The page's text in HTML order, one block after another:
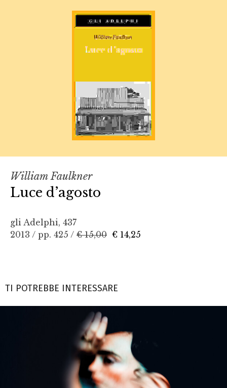
William Faulkner
Luce d’agosto
gli Adelphi, 437
2013 / pp. 425 / € 15,00 € 14,25
TI POTREBBE INTERESSARE